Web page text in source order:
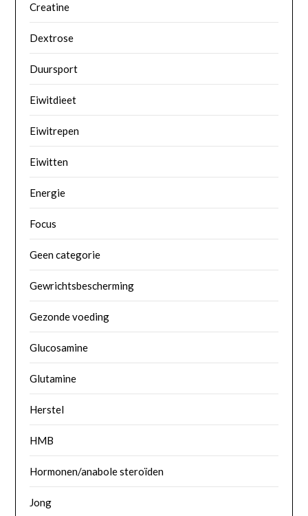
Creatine
Dextrose
Duursport
Eiwitdieet
Eiwitrepen
Eiwitten
Energie
Focus
Geen categorie
Gewrichtsbescherming
Gezonde voeding
Glucosamine
Glutamine
Herstel
HMB
Hormonen/anabole steroïden
Jong